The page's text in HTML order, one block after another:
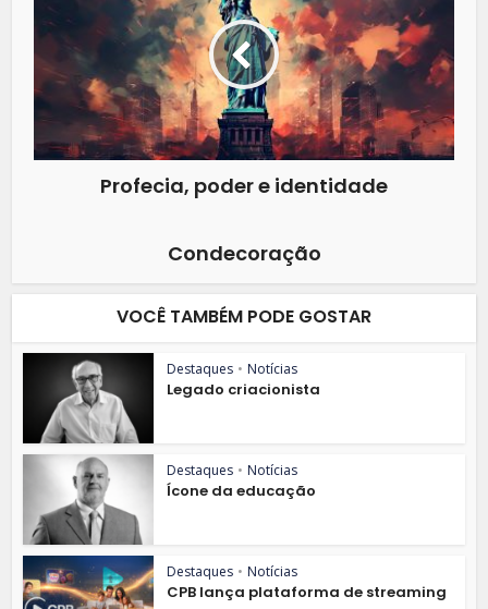
Profecia, poder e identidade
Condecoração
VOCÊ TAMBÉM PODE GOSTAR
Destaques • Notícias
Legado criacionista
Destaques • Notícias
Ícone da educação
Destaques • Notícias
CPB lança plataforma de streaming